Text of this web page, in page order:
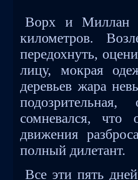
Ворх и Миллан
километров.
передохнуть,
лицу, мокрая
деревьев жара
сомневался, что
движения
полный дилетант.
Все эти пять